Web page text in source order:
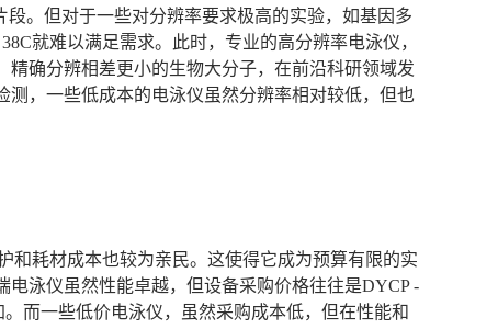
段。但对于一些对分辨率要求极高的实验，如基因多
就难以满足需求。此时，专业的高分辨率电泳仪，
确分辨相差更小的生物大分子，在前沿科研领域发
，一些低成本的电泳仪虽然分辨率相对较低，但也
和耗材成本也较为亲民。这使得它成为预算有限的实
泳仪虽然性能卓越，但设备采购价格往往是DYCP -
而一些低价电泳仪，虽然采购成本低，但在性能和